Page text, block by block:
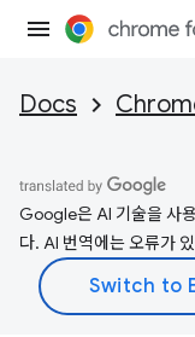
Docs
Google은 AI 기술을 사
다. AI 번역에는 오류가